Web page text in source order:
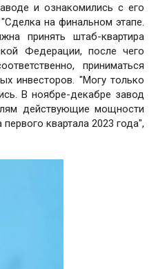
и ознакомились с его
на финальном этапе.
принять штаб-квартира
Федерации, после чего
приниматься
инвесторов. "Могу только
В ноябре-декабре завод
действующие мощности
квартала 2023 года",